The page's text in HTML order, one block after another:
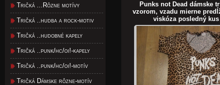
Tričká ...Rôzne motívy
Tričká ..hudba a rock-motiv
Tričká ..hudobné kapely
Tričká ..punk/hc/oi!-kapely
Tričká ..punk/hc/oi!-motív
Tričká Dámske rôzne-motív
Punks not Dead dámske
vzorom, vzadu mierne
viskóza posledný